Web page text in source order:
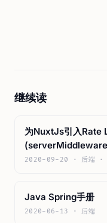
继续读
为NuxtJs引入Rate
2020-09-20 · 后端 ·
Java Spring手册
2020-06-13 · 后端